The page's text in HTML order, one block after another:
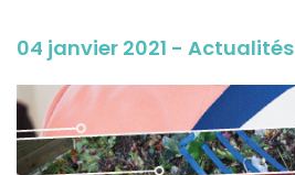
04 janvier 2021 - Actualités